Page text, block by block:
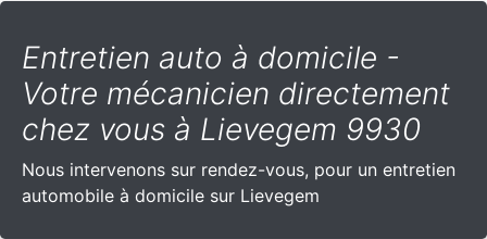
Entretien auto à domicile -
Votre mécanicien directement
chez vous à Lievegem 9930
Nous intervenons sur rendez-vous, pour un entretien
automobile à domicile sur Lievegem